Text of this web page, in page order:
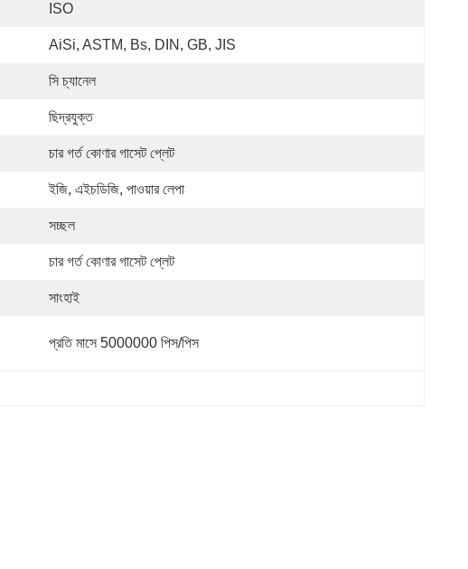
ISO
AiSi, ASTM, Bs, DIN, GB, JIS
সি চ্যানেল
ছিদ্রযুক্ত
চার গর্ত কোণার গাসেট প্লেট
ইজি, এইচডিজি, পাওয়ার লেপা
সচ্ছল
চার গর্ত কোণার গাসেট প্লেট
সাংহাই
প্রতি মাসে 5000000 পিস/পিস